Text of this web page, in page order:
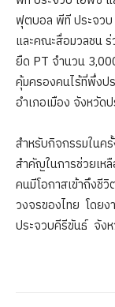
ฟุตบอล พีที ประจว
และคณะสื่อมวลชน ร่
ยืด PT จำนวน
คุ้มครองคนไร้ที่พึ่งป
อำเภอเมือง จังหวัด
สำหรับกิจกรรมในค
สำคัญในการช่วยเห
คนมีโอกาสเข้าถึงชี
วงจรของไทย โดย
ประจวบคีรีขันธ์ จังห